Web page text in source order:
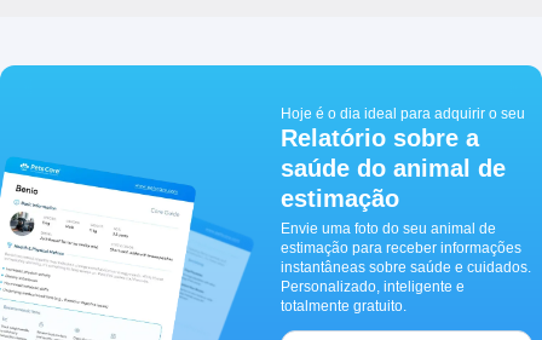
Hoje é o dia ideal para adquirir o seu
Relatório sobre a
saúde do animal de
estimação
Envie uma foto do seu animal de
estimação para receber informações
instantâneas sobre saúde e cuidados.
Personalizado, inteligente e
totalmente gratuito.